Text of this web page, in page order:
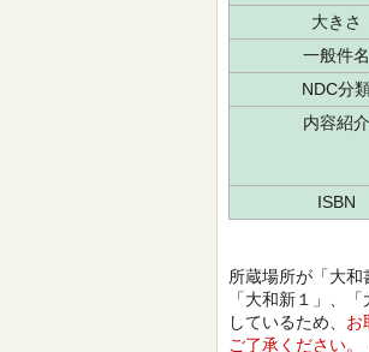
大きさ
一般件名
NDC分
内容紹介
ISBN
所蔵場所が「大和
「大和新１」、
しているため、 お
ご了承ください。